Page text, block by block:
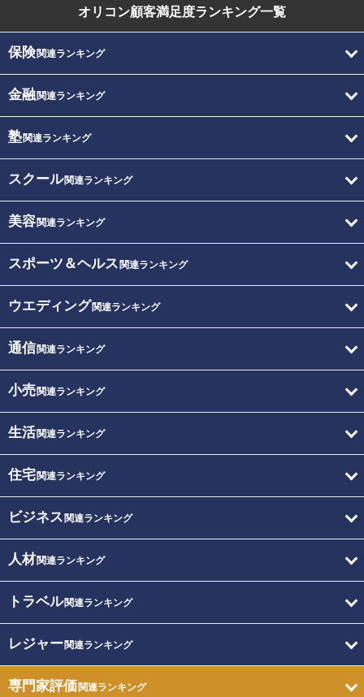
オリコン顧客満足度ランキング一覧
保険関連ランキング
金融関連ランキング
塾関連ランキング
スクール関連ランキング
美容関連ランキング
スポーツ＆ヘルス 関連ランキング
ウエディング関連ランキング
通信関連ランキング
小売関連ランキング
生活関連ランキング
住宅関連ランキング
ビジネス 関連ランキング
人材関連ランキング
トラベル関連ランキング
レジャー関連ランキング
専門家評価関連ランキング